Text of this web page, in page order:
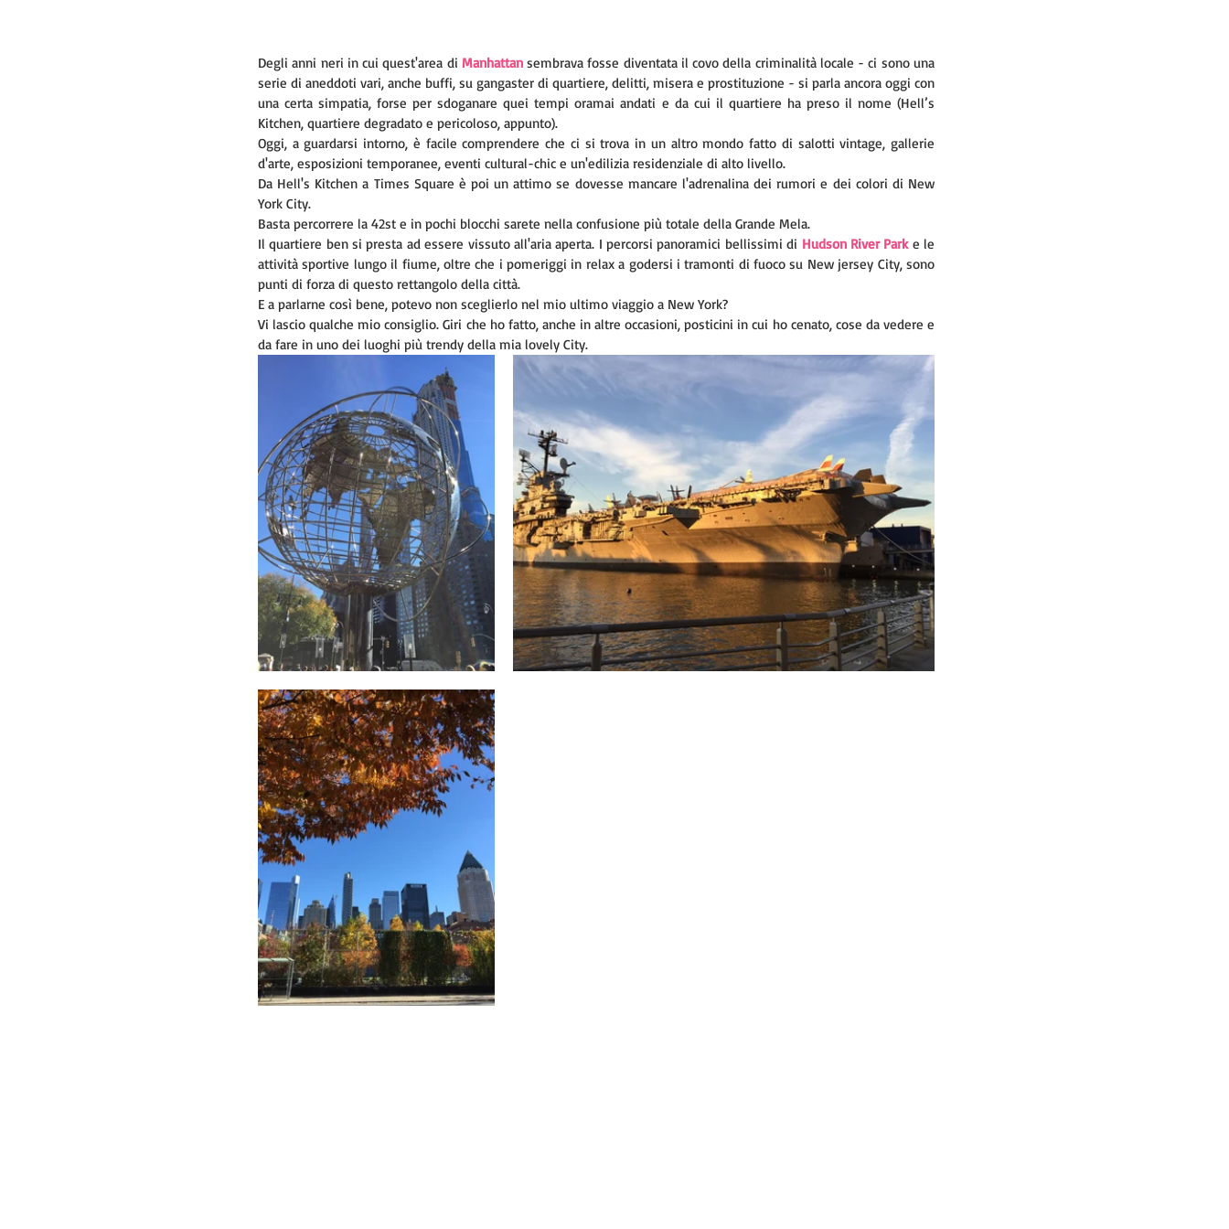
Degli anni neri in cui quest'area di Manhattan sembrava fosse diventata il covo della criminalità locale - ci sono una
serie di aneddoti vari, anche buffi, su gangaster di quartiere, delitti, misera e prostituzione - si parla ancora oggi con
una certa simpatia, forse per sdoganare quei tempi oramai andati e da cui il quartiere ha preso il nome (Hell’s
Kitchen, quartiere degradato e pericoloso, appunto).
Oggi, a guardarsi intorno, è facile comprendere che ci si trova in un altro mondo fatto di salotti vintage, gallerie
d'arte, esposizioni temporanee, eventi cultural-chic e un'edilizia residenziale di alto livello.
Da Hell's Kitchen a Times Square è poi un attimo se dovesse mancare l'adrenalina dei rumori e dei colori di New
York City.
Basta percorrere la 42st e in pochi blocchi sarete nella confusione più totale della Grande Mela.
Il quartiere ben si presta ad essere vissuto all'aria aperta. I percorsi panoramici bellissimi di Hudson River Park e le
attività sportive lungo il fiume, oltre che i pomeriggi in relax a godersi i tramonti di fuoco su New jersey City, sono
punti di forza di questo rettangolo della città.
E a parlarne così bene, potevo non sceglierlo nel mio ultimo viaggio a New York?
Vi lascio qualche mio consiglio. Giri che ho fatto, anche in altre occasioni, posticini in cui ho cenato, cose da vedere e
da fare in uno dei luoghi più trendy della mia lovely City.